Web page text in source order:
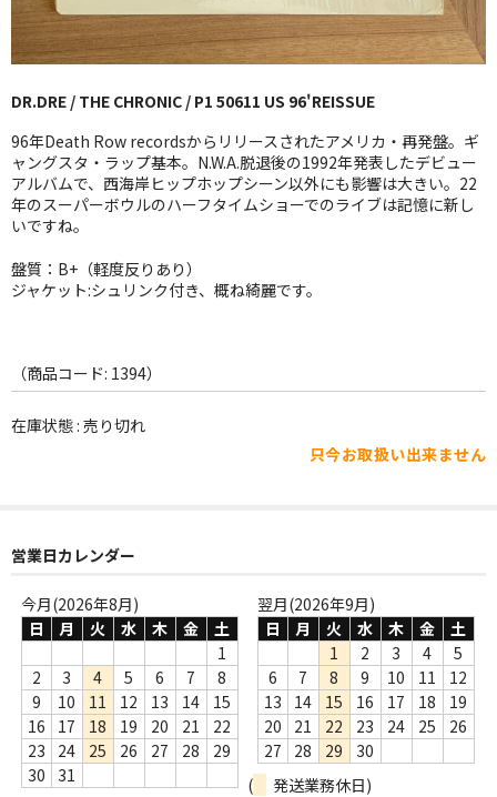
JAZZ-US
BLUE NOTE
JAZZ-EU
JAZZ-JP
JAZZ-VOCAL
ROCK
WORLD
その他
Webのみ no.2
Webのみ no.3
Webのみ no.4
売り切れ
DR.DRE / THE CHRONIC / P1 50611 US 96'REISSUE
96年Death Row recordsからリリースされたアメリカ・再発盤。ギ
ャングスタ・ラップ基本。N.W.A.脱退後の1992年発表したデビュー
アルバムで、西海岸ヒップホップシーン以外にも影響は大きい。22
年のスーパーボウルのハーフタイムショーでのライブは記憶に新し
いですね。
盤質：B+（軽度反りあり）
ジャケット:シュリンク付き、概ね綺麗です。
（商品コード: 1394）
在庫状態 : 売り切れ
只今お取扱い出来ません
営業日カレンダー
今月(2026年8月)
日
月 火 水 木 金
土
1
2
3 4 5 6 7
8
9
10 11 12 13 14
15
16
17 18 19 20 21
22
23
24 25 26 27 28
29
30
31
翌月(2026年9月)
日
月 火 水 木 金
土
1
2 3 4
5
6
7 8 9 10 11
12
13
14 15 16 17 18
19
20
21 22 23 24 25
26
27
28 29
30
(
発送業務休日)